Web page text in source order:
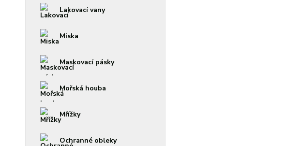
Lakovací vany
Miska
Maskovací pásky
Mořská houba
Mřížky
Ochranné obleky